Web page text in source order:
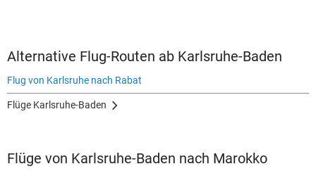
Alternative Flug-Routen ab Karlsruhe-Baden
Flug von Karlsruhe nach Rabat
Flüge Karlsruhe-Baden
Flüge von Karlsruhe-Baden nach Marokko